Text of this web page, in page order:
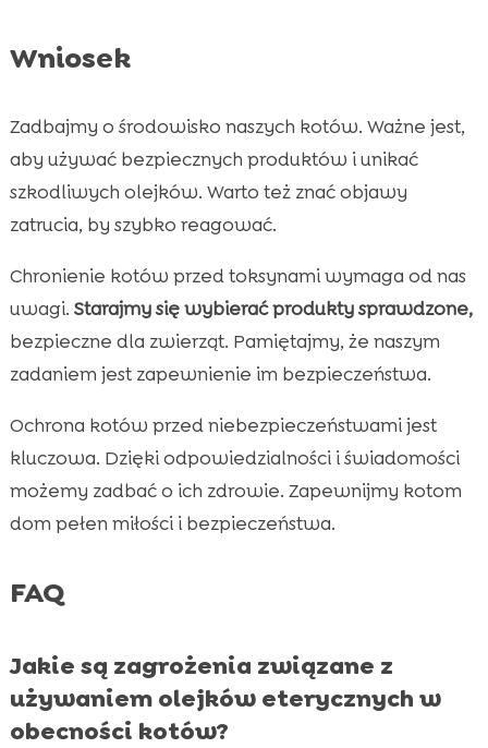
Wniosek
Zadbajmy o środowisko naszych kotów. Ważne jest,
aby używać bezpiecznych produktów i unikać
szkodliwych olejków. Warto też znać objawy
zatrucia, by szybko reagować.
Chronienie kotów przed toksynami wymaga od nas
uwagi. Starajmy się wybierać produkty sprawdzone,
bezpieczne dla zwierząt. Pamiętajmy, że naszym
zadaniem jest zapewnienie im bezpieczeństwa.
Ochrona kotów przed niebezpieczeństwami jest
kluczowa. Dzięki odpowiedzialności i świadomości
możemy zadbać o ich zdrowie. Zapewnijmy kotom
dom pełen miłości i bezpieczeństwa.
FAQ
Jakie są zagrożenia związane z
używaniem olejków eterycznych w
obecności kotów?